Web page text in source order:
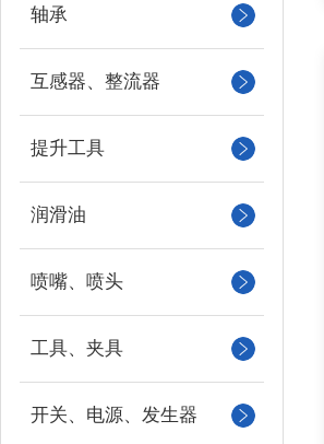
轴承
互感器、整流器
提升工具
润滑油
喷嘴、喷头
工具、夹具
开关、电源、发生器